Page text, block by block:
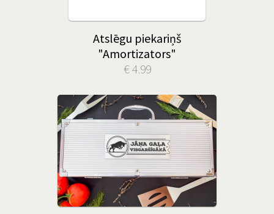
Atslēgu piekariņš
"Amortizators"
€ 4.99